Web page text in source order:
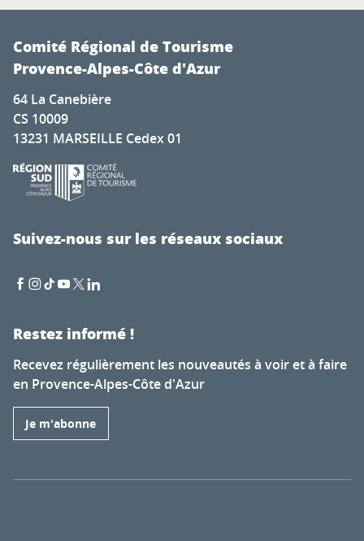
Comité Régional de Tourisme
Provence-Alpes-Côte d'Azur
64 La Canebière
CS 10009
13231 MARSEILLE Cedex 01
Suivez-nous sur les réseaux sociaux
Restez informé !
Recevez régulièrement les nouveautés à voir et à faire
en Provence-Alpes-Côte d'Azur
Je m'abonne